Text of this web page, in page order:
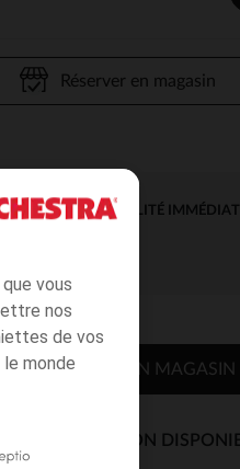
vous
nos
de vos
monde
Réserver en magasin
DISPONIBILITÉ
CONTACTER MON MAGASIN
DE LIVRAISON